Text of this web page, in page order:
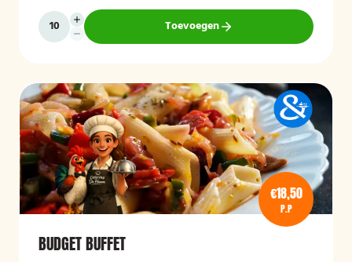
Toevoegen
€18,50
P.P
BUDGET BUFFET